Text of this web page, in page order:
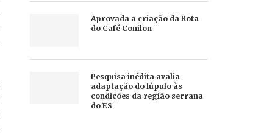
Aprovada a criação da Rota
do Café Conilon
Pesquisa inédita avalia
adaptação do lúpulo às
condições da região serrana
do ES